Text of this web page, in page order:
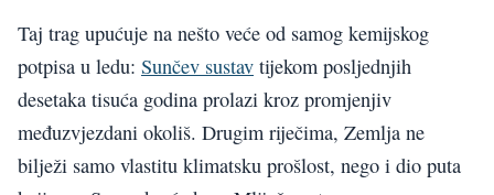
Taj trag upućuje na nešto veće od samog kemijskog
potpisa u ledu: Sunčev sustav tijekom posljednjih
desetaka tisuća godina prolazi kroz promjenjiv
međuzvjezdani okoliš. Drugim riječima, Zemlja ne
bilježi samo vlastitu klimatsku prošlost, nego i dio puta